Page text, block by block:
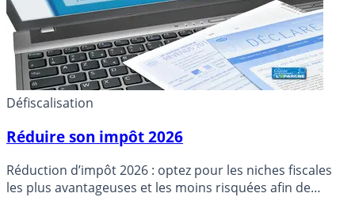
Défiscalisation
Réduire son impôt 2026
Réduction d’impôt 2026 : optez pour les niches fiscales
les plus avantageuses et les moins risquées afin de